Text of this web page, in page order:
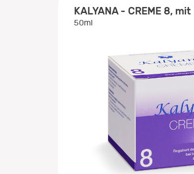
KALYANA - CREME 8,
50ml